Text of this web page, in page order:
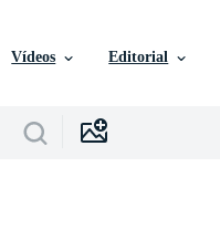
Vídeos Editorial